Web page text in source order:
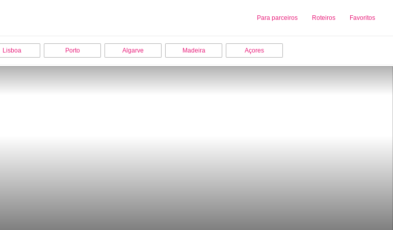
Para parceiros Roteiros Favoritos
Sobre nós Adicionar uma Empresa
Lisboa Porto Algarve Madeira Açores